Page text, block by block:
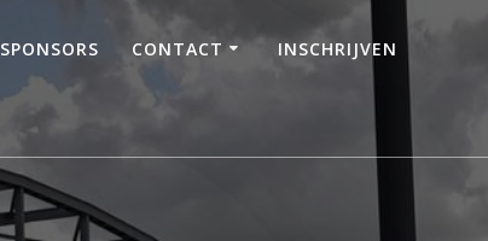
SPONSORS CONTACT INSCHRIJVEN